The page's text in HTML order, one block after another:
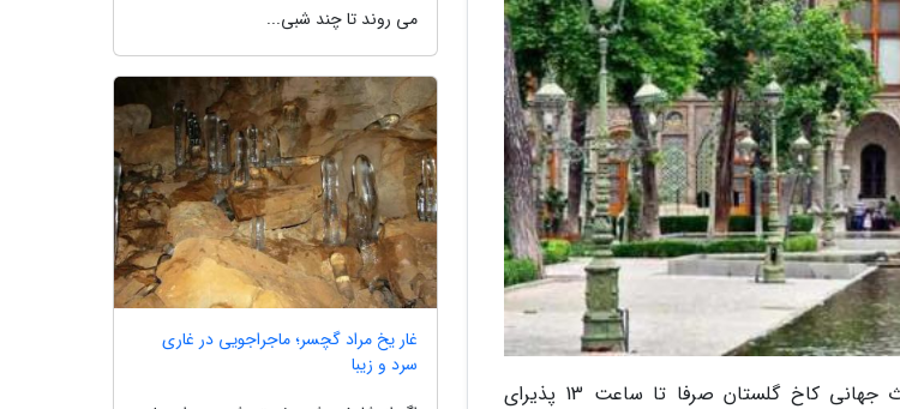
امروز دوشنبه، 16 آبان 1401 به علت انجام عملیات فنی، مجموعه میراث جهانی کاخ گلستان صرفا تا ساعت 13 پذیرای
می روند تا چند شبی...
غار یخ مراد گچسر؛ ماجراجویی در غاری
سرد و زیبا